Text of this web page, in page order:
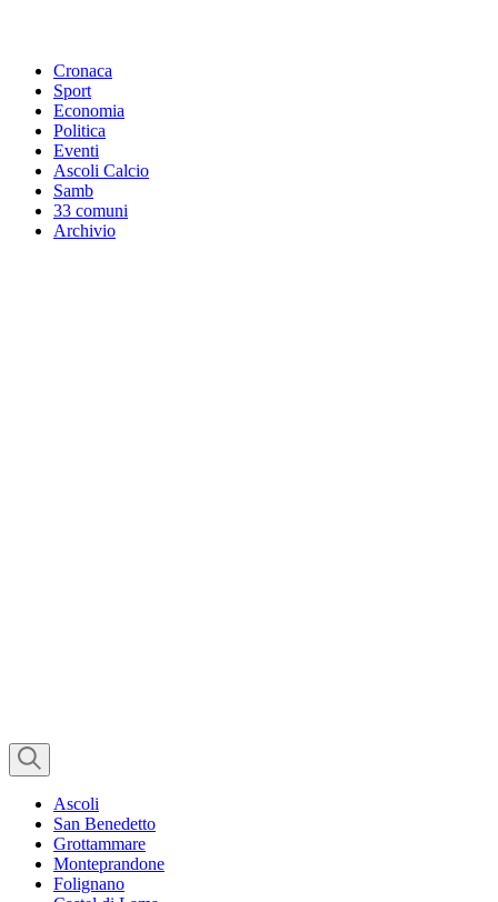
Cronaca
Sport
Economia
Politica
Eventi
Ascoli Calcio
Samb
33 comuni
Archivio
Ascoli
San Benedetto
Grottammare
Monteprandone
Folignano